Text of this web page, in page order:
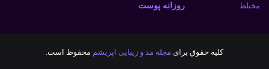
روزانه پوست
کلیه حقوق برای مجله مد و زیبایی اپریشم محفوظ است.